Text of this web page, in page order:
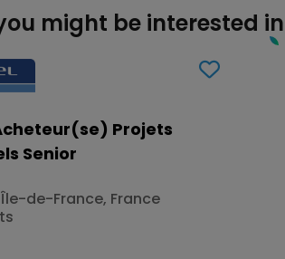
might be interested in
Projets
Senior
Île-de-France, France